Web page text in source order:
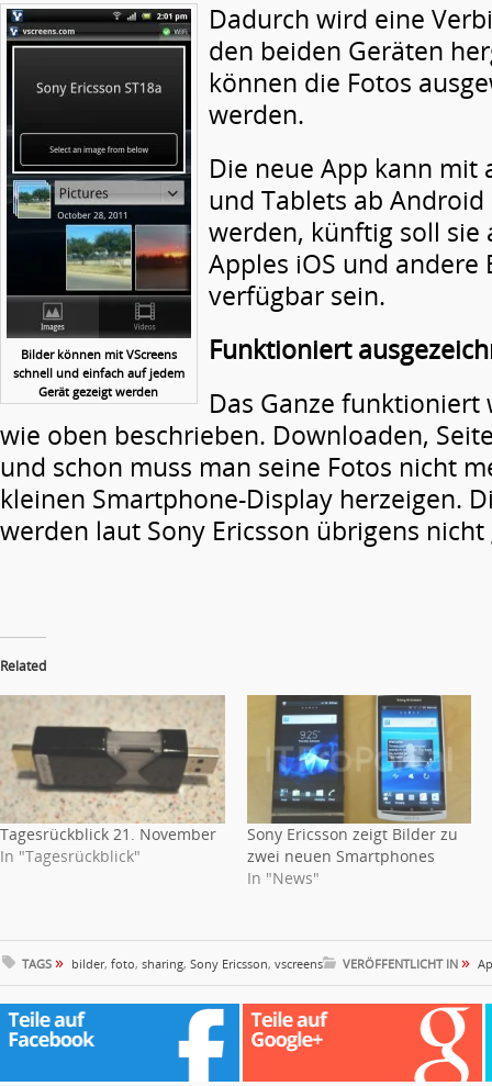
Bilder können mit VScreens
schnell und einfach auf jedem
Gerät gezeigt werden
Dadurch wird eine
den beiden Geräten
können die Fotos
werden.
Die neue App kann mit
und Tablets ab
werden, künftig soll sie
Apples iOS und andere
verfügbar sein.
Funktioniert
Das Ganze
wie oben beschrieben. Downloaden,
und schon muss man seine Fotos nicht
kleinen Smartphone-Display herzeigen.
werden laut Sony Ericsson übrigens
Related
Tagesrückblick 21. November
In "Tagesrückblick"
Sony Ericsson zeigt Bilder zu
zwei neuen Smartphones
In "News"
TAGS » bilder, foto, sharing, Sony Ericsson, vscreens VERÖFFENTLICHT IN »